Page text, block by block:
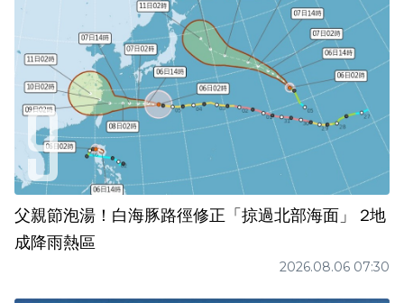
父親節泡湯！白海豚路徑修正「掠過北部海面」 2地
成降雨熱區
2026.08.06 07:30